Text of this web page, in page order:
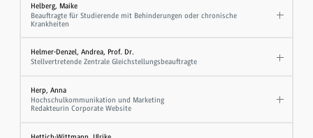
Helberg, Maike
Beauftragte für Studierende mit Behinderungen oder chronische
Krankheiten
Helmer-Denzel, Andrea, Prof. Dr.
Stellvertretende Zentrale Gleichstellungsbeauftragte
Herp, Anna
Hochschulkommunikation und Marketing
Redakteurin Corporate Website